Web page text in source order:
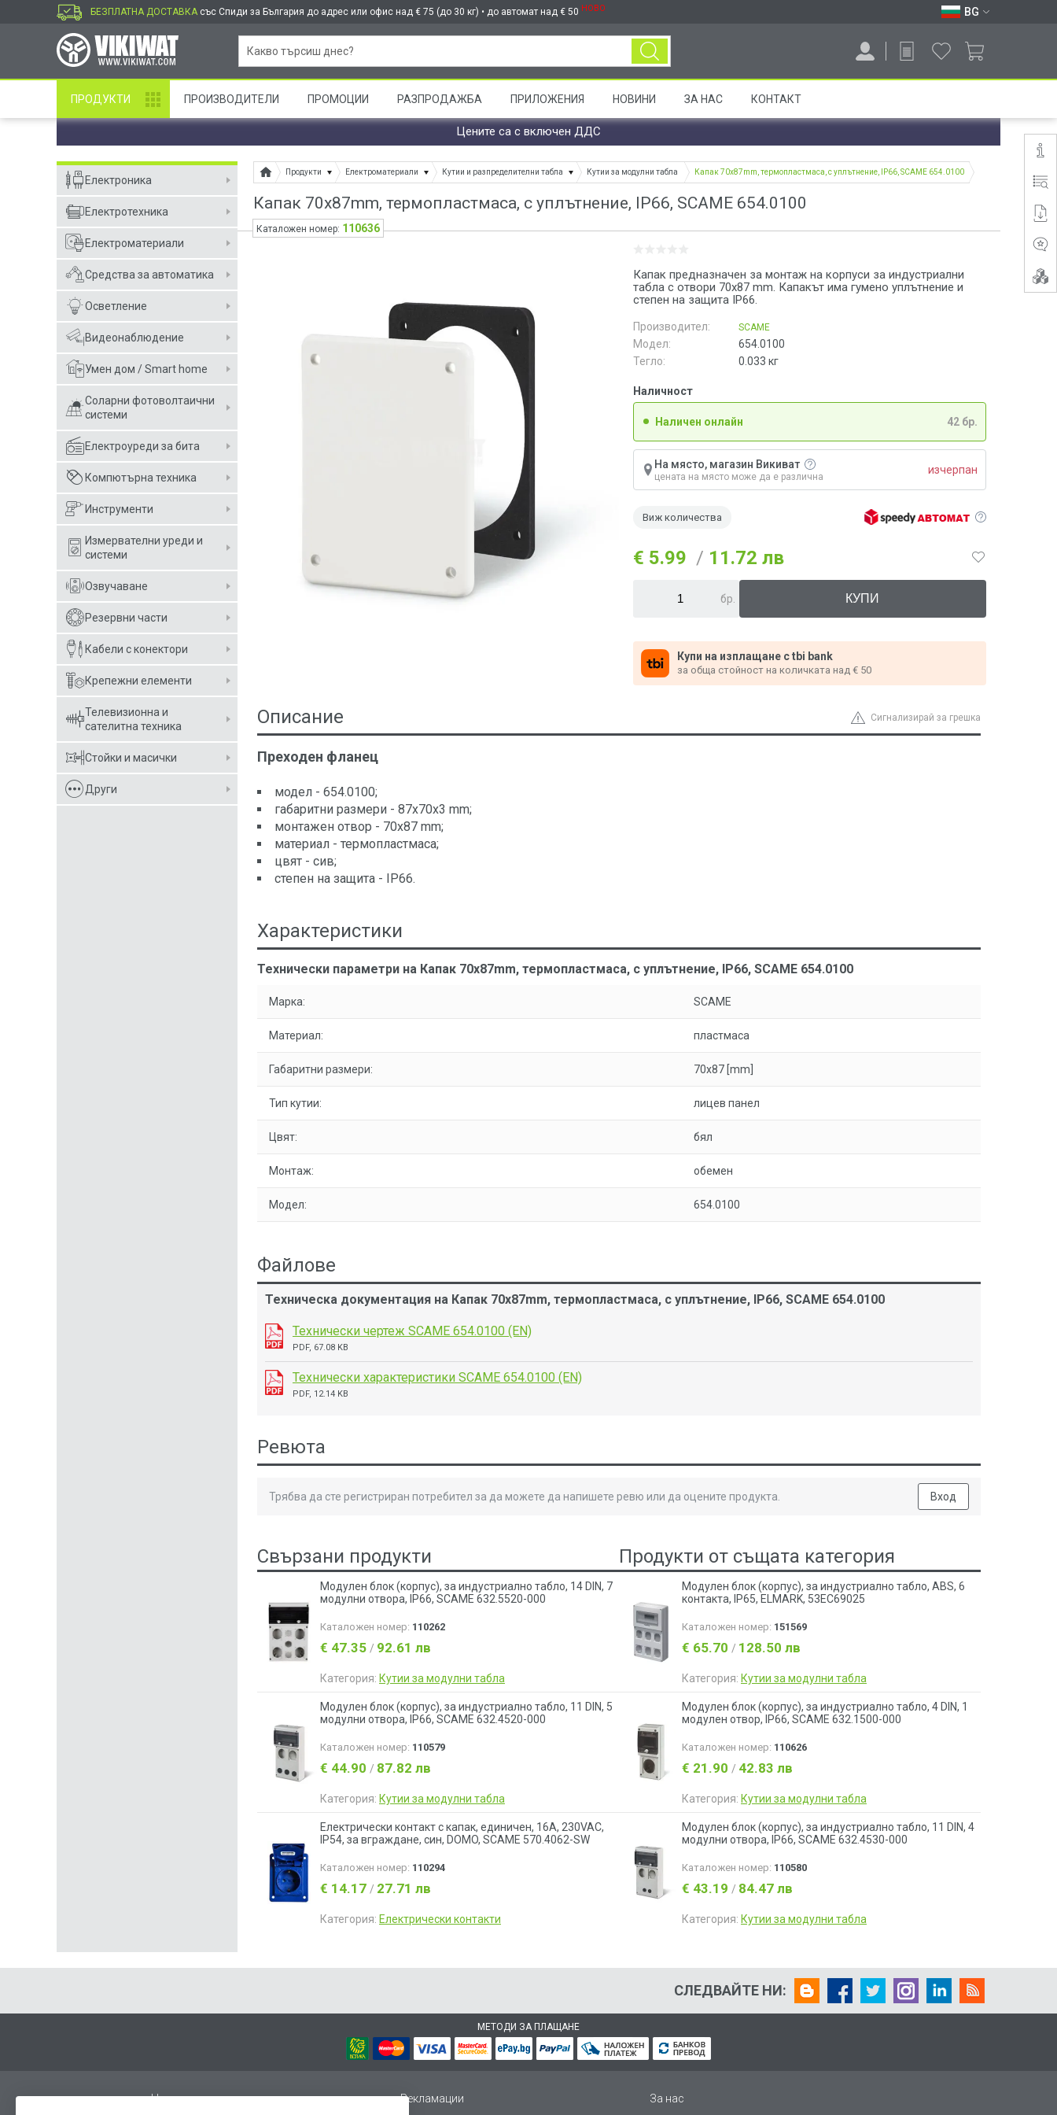
БЕЗПЛАТНА ДОСТАВКА със Спиди за България до адрес или офис над € 75 (до 30 кг) • до автомат над € 50 НОВО BG
ПРОДУКТИ ПРОИЗВОДИТЕЛИ ПРОМОЦИИ РАЗПРОДАЖБА ПРИЛОЖЕНИЯ НОВИНИ ЗА НАС КОНТАКТ
Цените са с включен ДДС
Електроника
Електротехника
Електроматериали
Средства за автоматика
Осветление
Видеонаблюдение
Умен дом / Smart home
Соларни фотоволтаични
системи
Електроуреди за бита
Компютърна техника
Инструменти
Измервателни уреди и
системи
Озвучаване
Резервни части
Кабели с конектори
Крепежни елементи
Телевизионна и
сателитна техника
Стойки и масички
Други
Продукти Електроматериали Кутии и разпределителни табла Кутии за модулни табла Капак 70x87mm, термопластмаса, с уплътнение, IP66, SCAME 654.0100
Капак 70x87mm, термопластмаса, с уплътнение, IP66, SCAME 654.0100
Капак предназначен за монтаж на корпуси за индустриални
табла с отвори 70x87 mm. Капакът има гумено уплътнение и
степен на защита IP66.
Производител: SCAME
Модел:
654.0100
Тегло:
0.033 кг
Наличност
Наличен онлайн 42 бр.
На място, магазин Викиват
цената на място може да е различна
изчерпан
Виж количества
€ 5.99 / 11.72 лв
бр.
Купи на изплащане с tbi bank
за обща стойност на количката над € 50
Каталожен номер: 110636
Сигнализирай за грешка
Описание
Преходен фланец
модел - 654.0100;
габаритни размери - 87x70x3 mm;
монтажен отвор - 70x87 mm;
материал - термопластмаса;
цвят - сив;
степен на защита - IP66.
Характеристики
Технически параметри на Капак 70x87mm, термопластмаса, с уплътнение, IP66, SCAME 654.0100
Марка: SCAME
Материал: пластмаса
Габаритни размери: 70x87 [mm]
Тип кутии: лицев панел
Цвят: бял
Монтаж: обемен
Модел: 654.0100
Файлове
Техническа документация на Капак 70x87mm, термопластмаса, с уплътнение, IP66, SCAME 654.0100
Технически чертеж SCAME 654.0100 (EN)
PDF, 67.08 KB
Технически характеристики SCAME 654.0100 (EN)
PDF, 12.14 KB
Ревюта
Трябва да сте регистриран потребител за да можете да напишете ревю или да оцените продукта. Вход
Свързани продукти
Модулен блок (корпус), за индустриално табло, 14 DIN, 7
модулни отвора, IP66, SCAME 632.5520-000
Каталожен номер: 110262
€ 47.35 / 92.61 лв
Категория: Кутии за модулни табла
Модулен блок (корпус), за индустриално табло, 11 DIN, 5
модулни отвора, IP66, SCAME 632.4520-000
Каталожен номер: 110579
€ 44.90 / 87.82 лв
Категория: Кутии за модулни табла
Електрически контакт с капак, единичен, 16A, 230VAC,
IP54, за вграждане, син, DOMO, SCAME 570.4062-SW
Каталожен номер: 110294
€ 14.17 / 27.71 лв
Категория: Електрически контакти
Продукти от същата категория
Модулен блок (корпус), за индустриално табло, ABS, 6
контакта, IP65, ELMARK, 53EC69025
Каталожен номер: 151569
€ 65.70 / 128.50 лв
Категория: Кутии за модулни табла
Модулен блок (корпус), за индустриално табло, 4 DIN, 1
модулен отвор, IP66, SCAME 632.1500-000
Каталожен номер: 110626
€ 21.90 / 42.83 лв
Категория: Кутии за модулни табла
Модулен блок (корпус), за индустриално табло, 11 DIN, 4
модулни отвора, IP66, SCAME 632.4530-000
Каталожен номер: 110580
€ 43.19 / 84.47 лв
Категория: Кутии за модулни табла
СЛЕДВАЙТЕ НИ:
МЕТОДИ ЗА ПЛАЩАНЕ
Начало Рекламации
За нас